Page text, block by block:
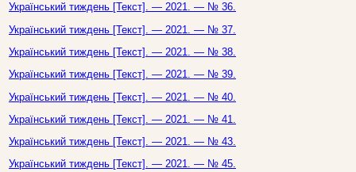
Український тиждень [Текст]. — 2021. — № 36.
Український тиждень [Текст]. — 2021. — № 37.
Український тиждень [Текст]. — 2021. — № 38.
Український тиждень [Текст]. — 2021. — № 39.
Український тиждень [Текст]. — 2021. — № 40.
Український тиждень [Текст]. — 2021. — № 41.
Український тиждень [Текст]. — 2021. — № 43.
Український тиждень [Текст]. — 2021. — № 45.